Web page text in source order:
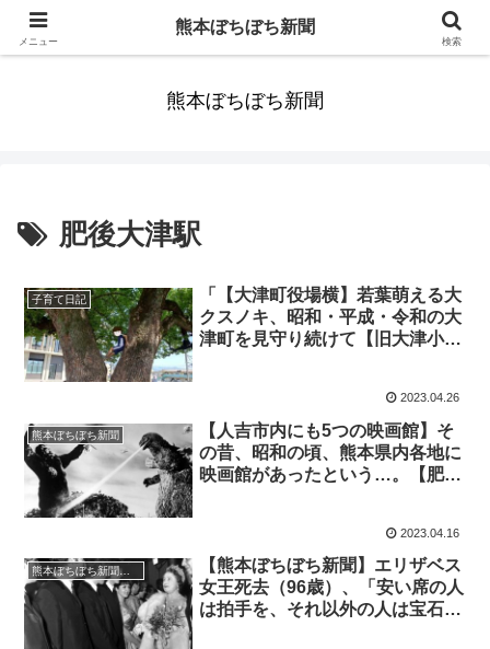
みんなまだ気づかずすごしていたんだわ。ずっといっしょに歩いてゆけるっ
熊本ぼちぼち新聞
肥後大津駅
子育て日記
「【大津町役場横】若葉萌える大
クスノキ、昭和・平成・令和の大
津町を見守り続けて【旧大津小学
2023.04.26
熊本ぼちぼち新聞
【人吉市内にも5つの映画館】そ
の昔、昭和の頃、熊本県内各地に
映画館があったという…。【肥後
2023.04.16
熊本ぼちぼち新聞（全国版）
【熊本ぼちぼち新聞】エリザベス
女王死去（96歳）、「安い席の人
は拍手を、それ以外の人は宝石
メニュー
熊本ぼちぼち新聞
検索